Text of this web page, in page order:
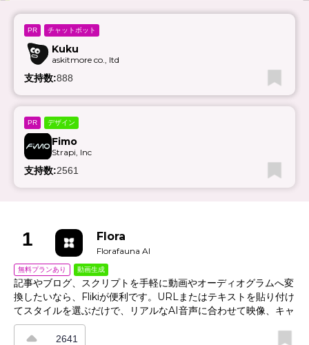
PR チャットボット
Kuku
askitmore co., ltd
支持数:888
PR デザイン
Fimo
Strapi, Inc
支持数:2561
1 Flora
Florafauna AI
無料プランあり 動画生成
記事やブログ、スクリプトを手軽に動画やオーディオグラムへ変
換したいなら、Flikiが便利です。URLまたはテキストを貼り付け
てスタイルを選ぶだけで、リアルなAI音声に合わせて映像、キャ
プション、タイミングを自動で調整できます。ストック映像・画
像・音楽で不足分もすばやく補え、ブランドプリセットを使えば
2641